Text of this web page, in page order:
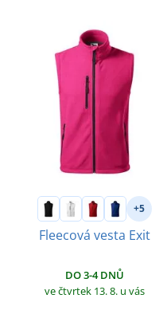
+5
Fleecová vesta Exit
DO 3-4 DNŮ
ve čtvrtek 13. 8. u vás